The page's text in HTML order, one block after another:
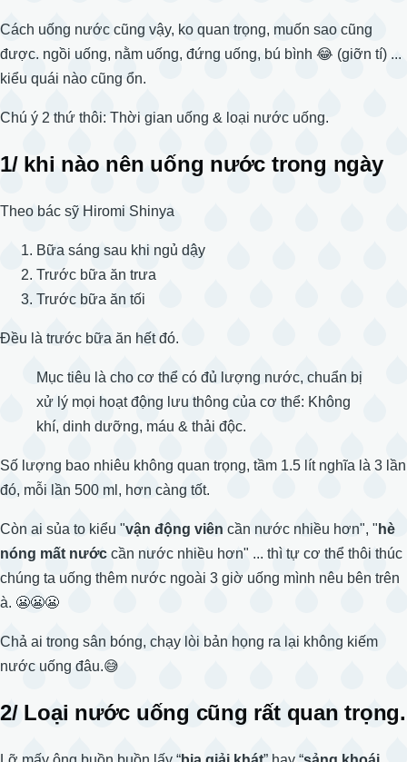
Cách uống nước cũng vậy, ko quan trọng, muốn sao cũng
được. ngồi uống, nằm uống, đứng uống, bú bình 😂 (giỡn tí) ...
kiểu quái nào cũng ổn.
Chú ý 2 thứ thôi: Thời gian uống & loại nước uống.
1/ khi nào nên uống nước trong ngày
Theo bác sỹ Hiromi Shinya
Bữa sáng sau khi ngủ dậy
Trước bữa ăn trưa
Trước bữa ăn tối
Đều là trước bữa ăn hết đó.
Mục tiêu là cho cơ thể có đủ lượng nước, chuẩn bị
xử lý mọi hoạt động lưu thông của cơ thể: Không
khí, dinh dưỡng, máu & thải độc.
Số lượng bao nhiêu không quan trọng, tầm 1.5 lít nghĩa là 3 lần
đó, mỗi lần 500 ml, hơn càng tốt.
Còn ai sủa to kiểu "vận động viên cần nước nhiều hơn", " hè
nóng mất nước cần nước nhiều hơn" ... thì tự cơ thể thôi thúc
chúng ta uống thêm nước ngoài 3 giờ uống mình nêu bên trên
à. 😬😬😬
Chả ai trong sân bóng, chạy lòi bản họng ra lại không kiếm
nước uống đâu.😅
2/ Loại nước uống cũng rất quan trọng.